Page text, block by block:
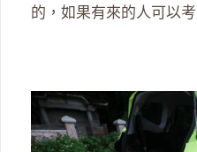
的，如果有來的人可以